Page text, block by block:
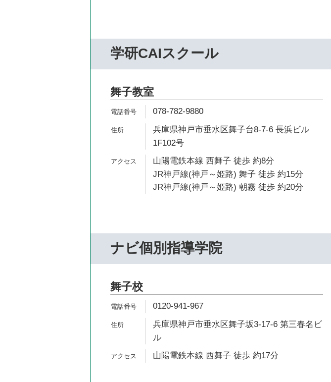
学研CAIスクール
舞子教室
078-782-9880
兵庫県神戸市垂水区舞子台8-7-6 長浜ビル
1F102号
山陽電鉄本線 西舞子 徒歩 約8分
JR神戸線(神戸～姫路) 舞子 徒歩 約15分
JR神戸線(神戸～姫路) 朝霧 徒歩 約20分
ナビ個別指導学院
舞子校
0120-941-967
兵庫県神戸市垂水区舞子坂3-17-6 第三春名ビ
ル
山陽電鉄本線 西舞子 徒歩 約17分